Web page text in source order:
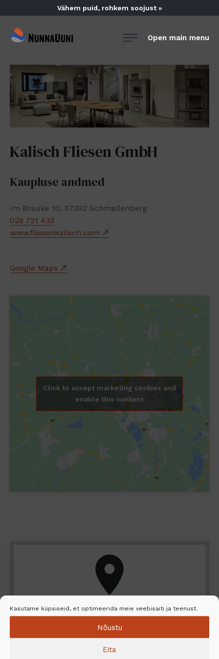
Kasutame küpsiseid, et optimeerida meie veebisaiti ja teenust.
Nõustu
Eita
content
Vähem puid, rohkem soojust »
NunnaUuni
suomalainen
vuolukivitakka
Open main menu
Kalisch Fliesen GmbH
Kaupluse andmed
Im Brauke 10, 57392 Schmallenberg
029 721 433
www.fliesenkalisch.com
Google Maps
Click to accept marketing cookies and
enable this content
Leidke lähim edasimüüja ja
paigaldusteenus